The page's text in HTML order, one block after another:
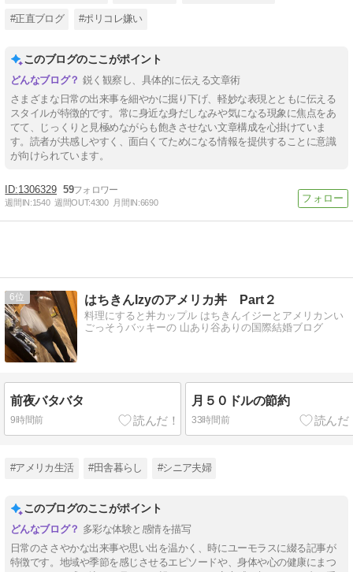
#正直ブログ #ポリコレ嫌い
このブログのここがポイント
鋭く観察し、具体的に伝える文章術
さまざまな日常の出来事を細やかに掘り下げ、軽妙な表現とともに伝える
スタイルが特徴的です。常に身近な身だしなみや気になる現象に焦点をあ
てて、じっくりと見極めながらも飽きさせない文章構成を心掛けていま
す。読者が共感しやすく、面白くてためになる情報を提供することに意識
が向けられています。
1306329 59
週間IN:1540 週間OUT:4300 月間IN:6690
6 はちきんIzyのアメリカ丼 Part２
料理にすると丼カップル はちきんイジーとアメリカンい
ごっそうバッキーの 山あり谷ありの国際結婚ブログ
前夜バタバタ
9時間前
月５０ドルの節約
33時間前
#アメリカ生活 #田舎暮らし #シニア夫婦
このブログのここがポイント
多彩な体験と感情を描写
日常のささやかな出来事や思い出を温かく、時にユーモラスに綴る記事が
特徴です。地域や季節を感じさせるエピソードや、身体や心の健康にまつ